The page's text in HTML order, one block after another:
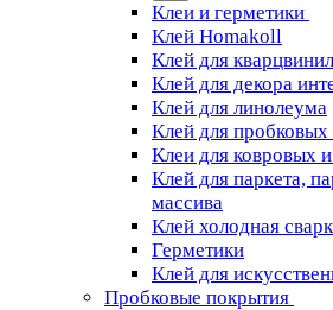
Клеи и герметики
Клей Homakoll
Клей для
Клей для декора
Клей для линолеума
Клей для
Клеи для ковровых
Клей для паркета,
массива
Клей холодная
Герметики
Клей для
Пробковые покрытия